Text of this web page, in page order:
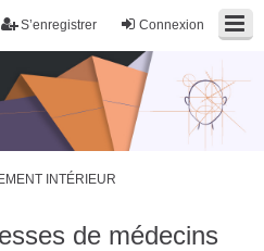
Connexion
S’enregistrer
INTÉRIEUR
de médecins